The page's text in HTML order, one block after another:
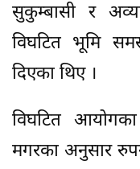
सुकुम्बासी र
विघटित भूमि
दिएका थिए ।
विघटित
मगरका अनुसार